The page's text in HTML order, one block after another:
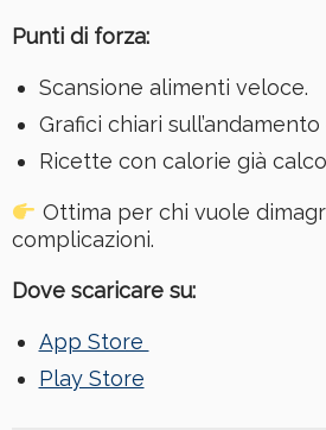
Punti di forza:
Scansione alimenti veloce.
Grafici chiari
Ricette con calorie già
Ottima per chi vuole
complicazioni.
Dove scaricare su:
App Store
Play Store